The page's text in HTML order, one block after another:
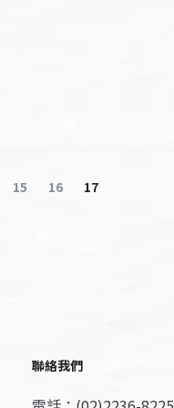
Page
15 Page
16 Page
17
聯絡我們